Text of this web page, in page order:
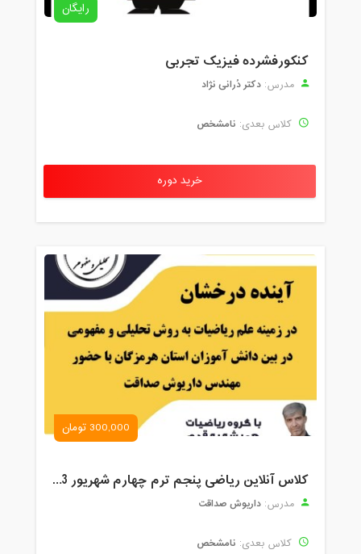
رایگان
کنکورفشرده فیزیک تجربی
مدرس: دکتر دُرانی نژاد
کلاس بعدی: نامشخص
خرید دوره
300,000 تومان
کلاس آنلاین ریاضی پنجم ترم چهارم شهریور 1403
مدرس: داریوش صداقت
کلاس بعدی: نامشخص